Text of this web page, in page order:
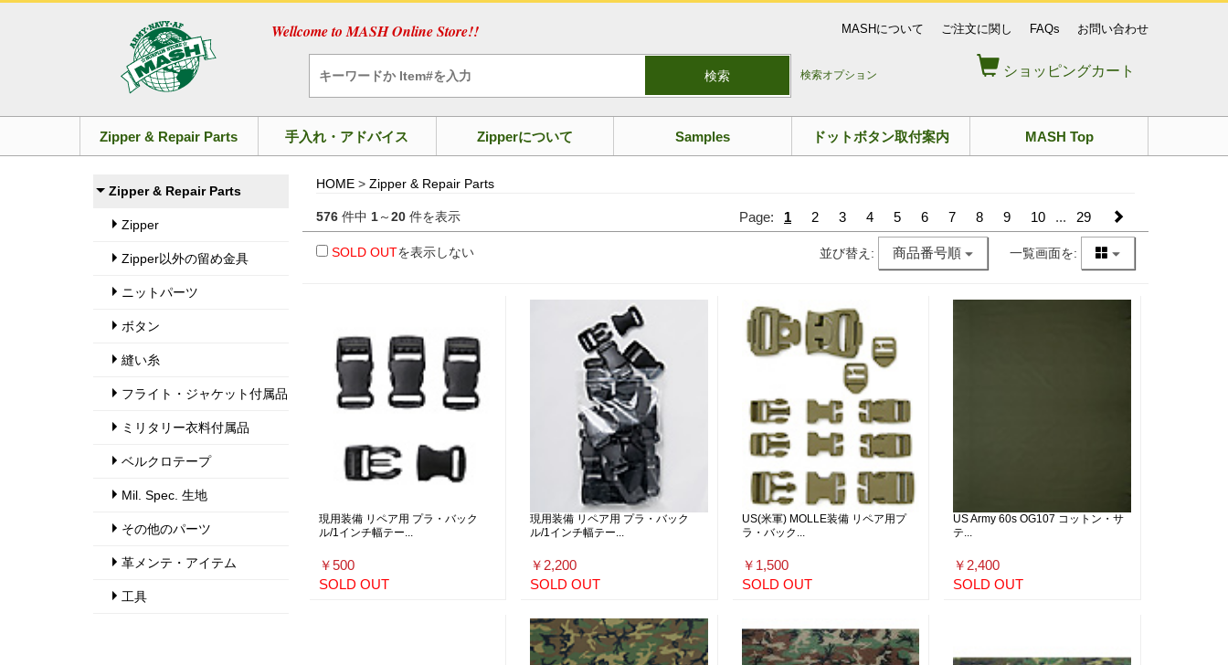
Wellcome to MASH Online Store!! MASHについて ご注文に関し FAQs お問い合わせ
検索 検索オプション ショッピングカート
Zipper & Repair Parts 手入れ・アドバイス Zipperについて Samples ドットボタン取付案内 MASH Top
Zipper & Repair Parts
Zipper
Zipper以外の留め金具
ニットパーツ
ボタン
縫い糸
フライト・ジャケット付属品
ミリタリー衣料付属品
ベルクロテープ
Mil. Spec. 生地
その他のパーツ
革メンテ・アイテム
工具
HOME> Zipper & Repair Parts
576件中 1～20件を表示 Page: 1 2 3 4 5 6 7 8 9 10 ... 29
SOLD OUTを表示しない 並び替え: 商品番号順 一覧画面を:
現用装備 リペア用 プラ・バック
ル/1インチ幅テー...
￥500
SOLD OUT
現用装備 リペア用 プラ・バック
ル/1インチ幅テー...
￥2,200
SOLD OUT
US(米軍) MOLLE装備 リペア用プ
ラ・バック...
￥1,500
SOLD OUT
US Army 60s OG107 コットン・サ
テ...
￥2,400
SOLD OUT